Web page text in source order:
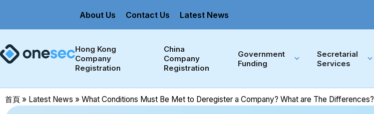
About Us Contact Us Latest News
Hong Kong
Company
Registration
China
Company
Registration
Government
Funding
Secretarial
Services
首頁 » Latest News » What Conditions Must Be Met to Deregister a Company? What are The Differences?